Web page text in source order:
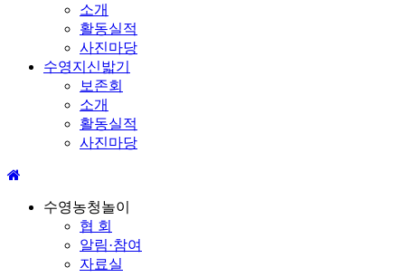
소개
활동실적
사진마당
수영지신밟기
보존회
소개
활동실적
사진마당
수영농청놀이
협 회
알림·참여
자료실